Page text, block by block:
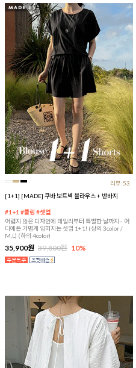
리뷰:53
[1+1] [MADE] 쿠바 보트넥 블라우스 + 반바지
#1+1 #쿨링 #셋업
어렵지 않은 디자인에 데일리부터 특별한 날까지~ 어
디에든 가볍게 입혀지는 셋업 1+1! (상의 3color /
M,L) (하의 4color)
35,900원 39,800원 10%